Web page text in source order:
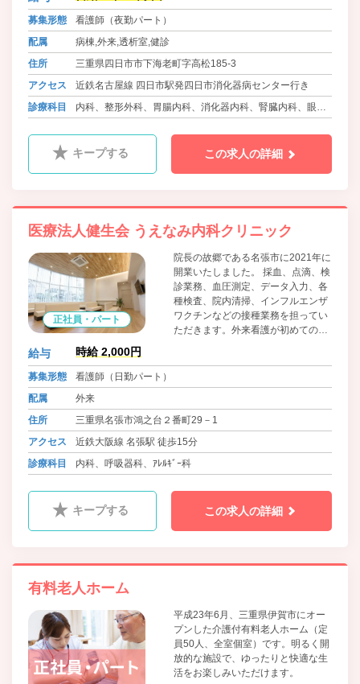
募集形態
看護師（夜勤パート）
配属
病棟,外来,透析室,健診
住所
三重県四日市市下海老町字高松185-3
アクセス
近鉄名古屋線 四日市駅発四日市消化器病センター行き
診療科目
内科、整形外科、胃腸内科、消化器内科、腎臓内科、眼
分泌内科
キープする この求人の詳細
医療法人健生会 うえなみ内科クリニック
正社員・パート
院長の故郷である名張市に2021年に
開業いたしました。 採血、点滴、検
診業務、血圧測定、データ入力、各
種検査、院内清掃、インフルエンザ
ワクチンなどの接種業務を担ってい
ただきます。外来看護が初めての方
給与 時給 2,000円
募集形態
看護師（日勤パート）
配属
外来
住所
三重県名張市鴻之台２番町29－1
アクセス
近鉄大阪線 名張駅 徒歩15分
診療科目
内科、呼吸器科、ｱﾚﾙｷﾞｰ科
キープする この求人の詳細
有料老人ホーム
平成23年6月、三重県伊賀市にオー
プンした介護付有料老人ホーム（定
員50人、全室個室）です。明るく開
放的な施設で、ゆったりと快適な生
活をお楽しみいただけます。